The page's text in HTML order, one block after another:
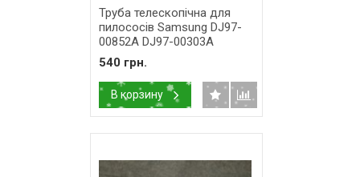
Труба телескопічна для
пилососів Samsung DJ97-
00852A DJ97-00303A
540 грн.
В корзину